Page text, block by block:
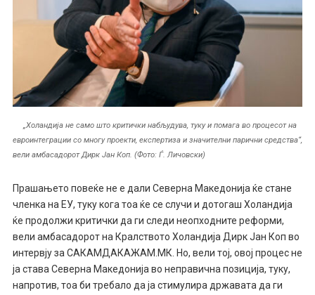
„Холандија не само што критички набљудува, туку и помага во процесот на
евроинтеграции со многу проекти, експертиза и значителни парични средства“,
вели амбасадорот Дирк Јан Коп. (Фото: Ѓ. Личовски)
Прашањето повеќе не е дали Северна Македонија ќе стане
членка на ЕУ, туку кога тоа ќе се случи и дотогаш Холандија
ќе продолжи критички да ги следи неопходните реформи,
вели амбасадорот на Кралството Холандија Дирк Јан Коп во
интервју за САКАМДАКАЖАМ.МК. Но, вели тој, овој процес не
ја става Северна Македонија во неправична позиција, туку,
напротив, тоа би требало да ја стимулира државата да ги